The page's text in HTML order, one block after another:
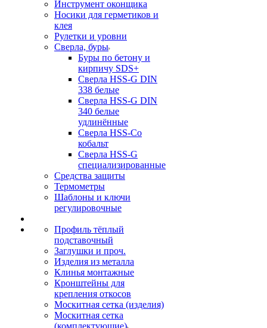
Инструмент оконщика
Носики для герметиков и
клея
Рулетки и уровни
Сверла, буры
Буры по бетону и
кирпичу SDS+
Сверла HSS-G DIN
338 белые
Сверла HSS-G DIN
340 белые
удлинённые
Сверла HSS-Co
кобальт
Сверла HSS-G
специализированные
Средства защиты
Термометры
Шаблоны и ключи
регулировочные
Профиль тёплый
подставочный
Заглушки и проч.
Изделия из металла
Клинья монтажные
Кронштейны для
крепления откосов
Москитная сетка (изделия)
Москитная сетка
(комплектующие)